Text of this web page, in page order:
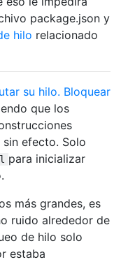
package.json y
hilo relacionado
su hilo. Bloquear
que los
efecto. Solo
para inicializar
más grandes, es
ruido alrededor de
de hilo solo
estaba